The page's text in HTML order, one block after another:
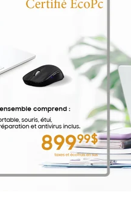
Diapositive
Diapositive
2
Diapositive
3
Diapositive
4
Diapositive
5